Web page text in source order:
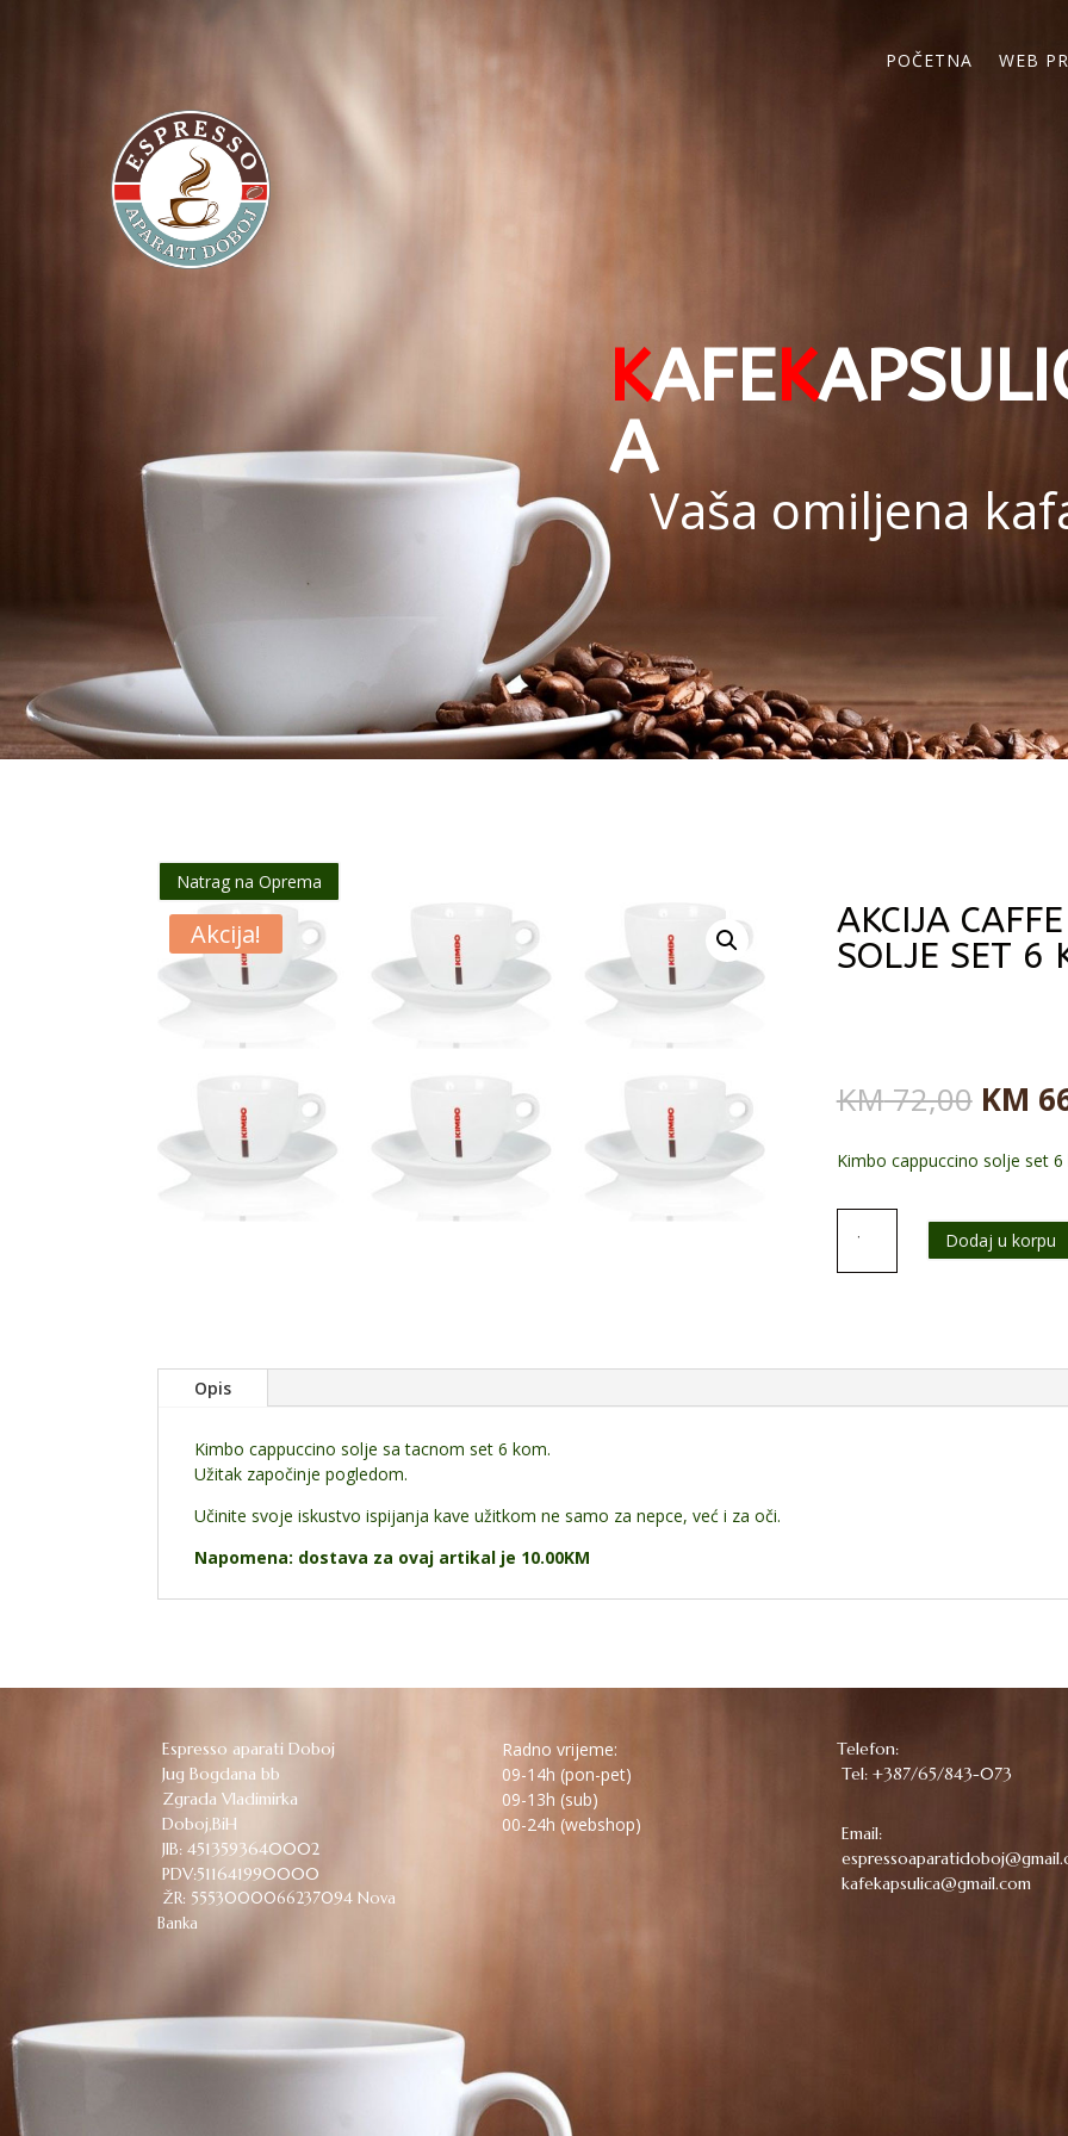
KAFEK
A
Vaša omiljena
POČETNA WEB
Natrag na Oprema
Akcija!
AKCIJA
SOLJE SET 6
KM72,00
cena
je
bila:
KM
Kimbo cappuccino solje set 6
Caffe
Kimbo
6
Dodaj u korpu
Opis
Kimbo cappuccino solje sa tacnom set 6 kom.
Užitak započinje pogledom.
Učinite svoje iskustvo ispijanja kave užitkom ne samo za nepce, već i za oči.
Napomena: dostava za ovaj artikal je 10.00KM
Espresso aparati Doboj
Jug Bogdana bb
Zgrada Vladimirka
Doboj,BiH
JIB: 4513593640002
PDV:511641990000
ŽR: 5553000066237094 Nova
Banka
Radno vrijeme:
09-14h (pon-pet)
09-13h (sub)
00-24h (webshop)
Telefon:
Tel: +387/65/843-073
Email:
kafekapsulica@gmail.com